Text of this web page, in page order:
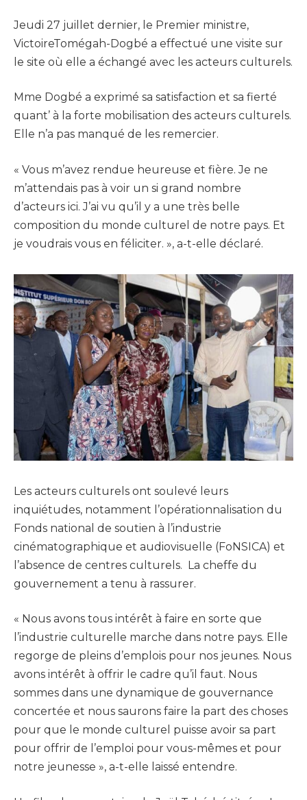
Jeudi 27 juillet dernier, le Premier ministre,
VictoireTomégah-Dogbé a effectué une visite sur
le site où elle a échangé avec les acteurs culturels.
Mme Dogbé a exprimé sa satisfaction et sa fierté
quant’ à la forte mobilisation des acteurs culturels.
Elle n’a pas manqué de les remercier.
« Vous m’avez rendue heureuse et fière. Je ne
m’attendais pas à voir un si grand nombre
d’acteurs ici. J’ai vu qu’il y a une très belle
composition du monde culturel de notre pays. Et
je voudrais vous en féliciter. », a-t-elle déclaré.
Les acteurs culturels ont soulevé leurs
inquiétudes, notamment l’opérationnalisation du
Fonds national de soutien à l’industrie
cinématographique et audiovisuelle (FoNSICA) et
l’absence de centres culturels. La cheffe du
gouvernement a tenu à rassurer.
« Nous avons tous intérêt à faire en sorte que
l’industrie culturelle marche dans notre pays. Elle
regorge de pleins d’emplois pour nos jeunes. Nous
avons intérêt à offrir le cadre qu’il faut. Nous
sommes dans une dynamique de gouvernance
concertée et nous saurons faire la part des choses
pour que le monde culturel puisse avoir sa part
pour offrir de l’emploi pour vous-mêmes et pour
notre jeunesse », a-t-elle laissé entendre.